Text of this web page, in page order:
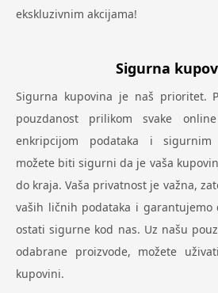
ekskluzivnim akcijama!
Sigurna
Sigurna kupovina je naš prioritet.
pouzdanost prilikom svake
enkripcijom podataka i sigurnim
možete biti sigurni da je vaša
do kraja. Vaša privatnost je važna,
vaših ličnih podataka i garantujemo
ostati sigurne kod nas. Uz našu
odabrane proizvode, možete
kupovini.